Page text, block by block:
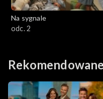
Na sygnale
odc. 2